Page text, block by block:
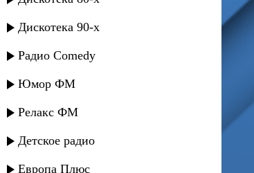
Дискотека 90-х
Радио Comedy
Юмор ФМ
Релакс ФМ
Детское радио
Европа Плюс